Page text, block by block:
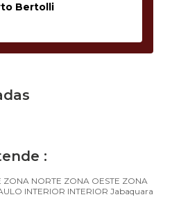
Bertolli
:
ZONA NORTE ZONA OESTE ZONA
INTERIOR INTERIOR Jabaquara